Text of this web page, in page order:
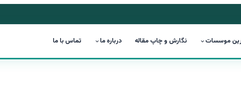
موسسات نگارش و چاپ مقاله درباره ما تماس با ما